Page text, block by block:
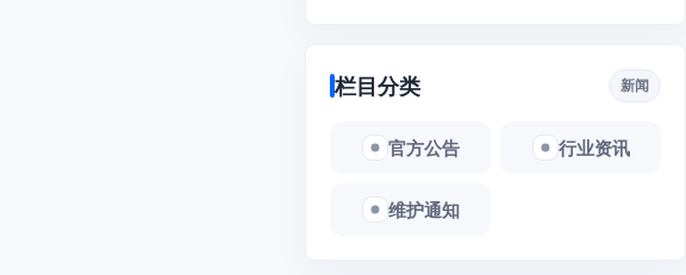
栏目分类 新闻
官方公告 行业资讯
维护通知